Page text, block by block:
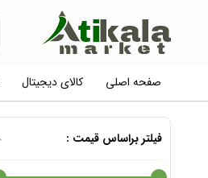
صفحه اصلی کالاي دیجیتال
فیلتر براساس قیمت :